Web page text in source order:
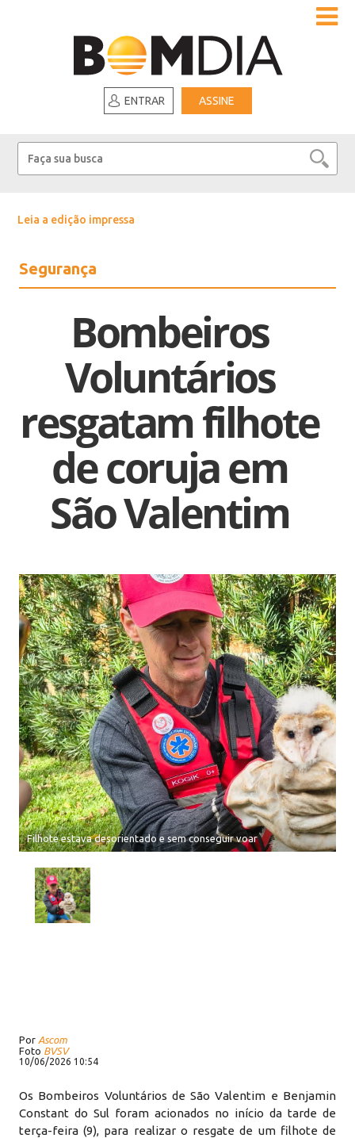
ENTRAR ASSINE
Leia a edição impressa
Segurança
Bombeiros
Voluntários
resgatam filhote
de coruja em
São Valentim
Filhote estava desorientado e sem conseguir voar
Por Ascom
Foto BVSV
10/06/2026 10:54
Os Bombeiros Voluntários de São Valentim e Benjamin
Constant do Sul foram acionados no início da tarde de
terça-feira (9), para realizar o resgate de um filhote de